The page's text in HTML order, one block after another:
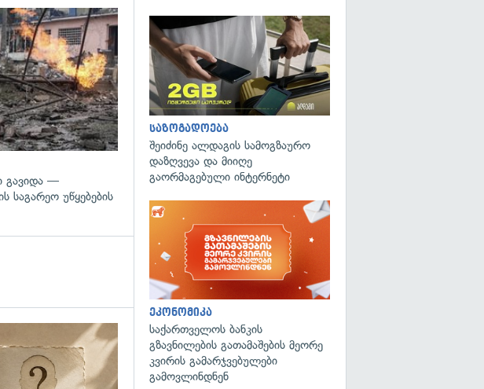
გადახედვა
გავიდა —
საგარეო უწყებების
საზოგადოება
შეიძინე ალდაგის სამოგზაურო
დაზღვევა და მიიღე
გაორმაგებული ინტერნეტი
ეკონომიკა
საქართველოს ბანკის
გზავნილების გათამაშების მეორე
კვირის გამარჯვებულები
გამოვლინდნენ